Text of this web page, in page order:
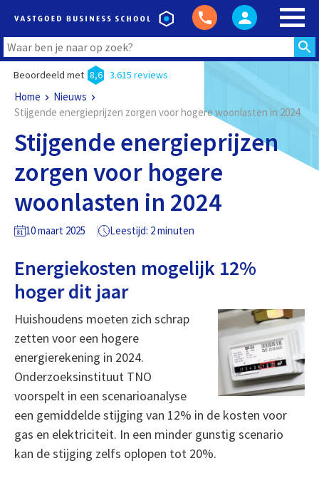
Beoordeeld met 8,6 3.615 reviews
Home
Nieuws
Stijgende energieprijzen zorgen voor hogere woonlasten in 2024
Stijgende energieprijzen
zorgen voor hogere
woonlasten in 2024
10 maart 2025 Leestijd: 2 minuten
Energiekosten mogelijk 12%
hoger dit jaar
Huishoudens moeten zich schrap
zetten voor een hogere
energierekening in 2024.
Onderzoeksinstituut TNO
voorspelt in een scenarioanalyse
een gemiddelde stijging van 12% in de kosten voor
gas en elektriciteit. In een minder gunstig scenario
kan de stijging zelfs oplopen tot 20%.